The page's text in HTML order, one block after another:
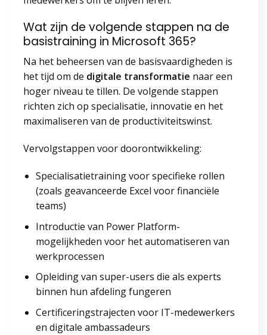
Wat zijn de volgende stappen na de
basistraining in Microsoft 365?
Na het beheersen van de basisvaardigheden is
het tijd om de digitale transformatie naar een
hoger niveau te tillen. De volgende stappen
richten zich op specialisatie, innovatie en het
maximaliseren van de productiviteitswinst.
Vervolgstappen voor doorontwikkeling:
Specialisatietraining voor specifieke rollen
(zoals geavanceerde Excel voor financiële
teams)
Introductie van Power Platform-
mogelijkheden voor het automatiseren van
werkprocessen
Opleiding van super-users die als experts
binnen hun afdeling fungeren
Certificeringstrajecten voor IT-medewerkers
en digitale ambassadeurs